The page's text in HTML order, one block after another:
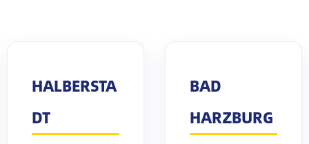
HALBERSTA
DT
BAD
HARZBURG